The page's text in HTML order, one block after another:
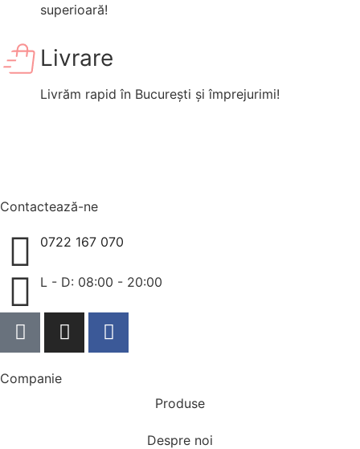
superioară!
Livrare
Livrăm rapid în București și împrejurimi!
Contactează-ne
0722 167 070
L - D: 08:00 - 20:00
Companie
Produse
Despre noi